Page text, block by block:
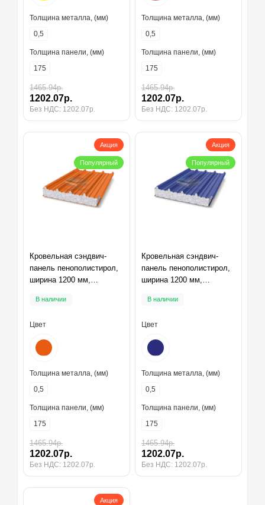
Толщина металла, (мм)
0,5
Толщина панели, (мм)
175
1465.94р.
1202.07р.
Без НДС: 1202.07р.
Толщина металла, (мм)
0,5
Толщина панели, (мм)
175
1465.94р.
1202.07р.
Без НДС: 1202.07р.
Акция
Популярный
Кровельная сэндвич-
панель пенополистирол,
ширина 1200 мм,
RAL2004
В наличии
Цвет
Толщина металла, (мм)
0,5
Толщина панели, (мм)
175
1465.94р.
1202.07р.
Без НДС: 1202.07р.
Акция
Популярный
Кровельная сэндвич-
панель пенополистирол,
ширина 1200 мм,
RAL5002
В наличии
Цвет
Толщина металла, (мм)
0,5
Толщина панели, (мм)
175
1465.94р.
1202.07р.
Без НДС: 1202.07р.
Акция